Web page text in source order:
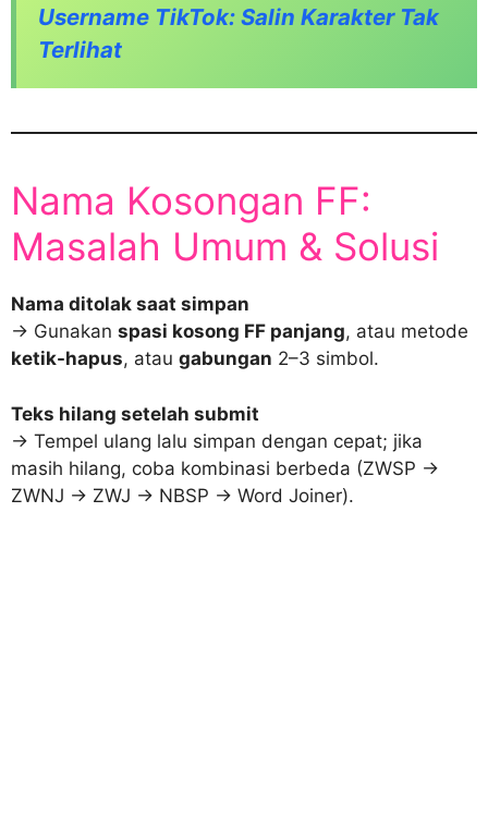
Username TikTok: Salin Karakter Tak
Terlihat
Nama Kosongan FF:
Masalah Umum & Solusi
Nama ditolak saat simpan
→ Gunakan spasi kosong FF panjang, atau metode
ketik-hapus, atau gabungan 2–3 simbol.
Teks hilang setelah submit
→ Tempel ulang lalu simpan dengan cepat; jika
masih hilang, coba kombinasi berbeda (ZWSP →
ZWNJ → ZWJ → NBSP → Word Joiner).